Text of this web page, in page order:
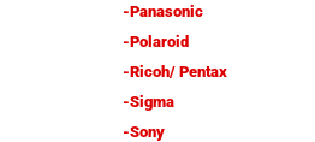
-Panasonic
-Polaroid
-Ricoh/ Pentax
-Sigma
-Sony